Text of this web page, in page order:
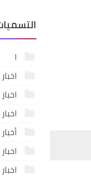
ا
اخبار